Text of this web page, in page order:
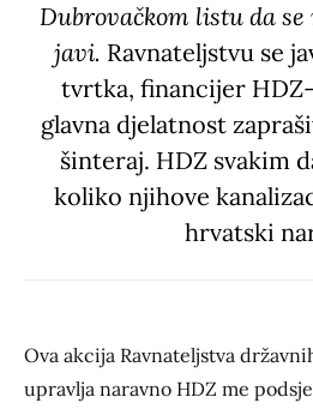
Dubrovačkom listu da se
javi. Ravnateljstvu se
tvrtka, financijer
glavna djelatnost
šinteraj. HDZ svakim
koliko njihove
hrvatski
Ova akcija Ravnateljstva
upravlja naravno HDZ me